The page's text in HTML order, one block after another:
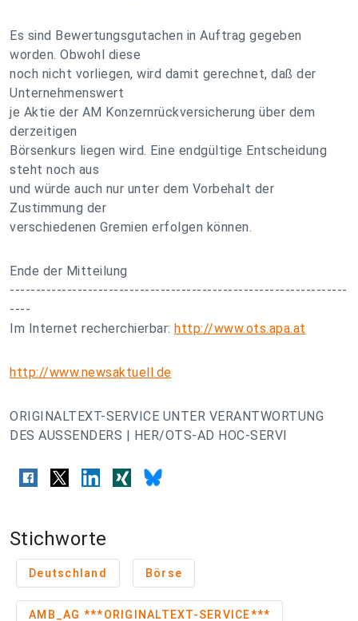
Es sind Bewertungsgutachen in Auftrag gegeben
worden. Obwohl diese
noch nicht vorliegen, wird damit gerechnet, daß der
Unternehmenswert
je Aktie der AM Konzernrückversicherung über dem
derzeitigen
Börsenkurs liegen wird. Eine endgültige Entscheidung
steht noch aus
und würde auch nur unter dem Vorbehalt der
Zustimmung der
verschiedenen Gremien erfolgen können.
Ende der Mitteilung
-----------------------------------------------------------------
----
Im Internet recherchierbar: http://www.ots.apa.at
http://www.newsaktuell.de
ORIGINALTEXT-SERVICE UNTER VERANTWORTUNG
DES AUSSENDERS | HER/OTS-AD HOC-SERVI
Stichworte
Deutschland Börse
AMB_AG ***ORIGINALTEXT-SERVICE***